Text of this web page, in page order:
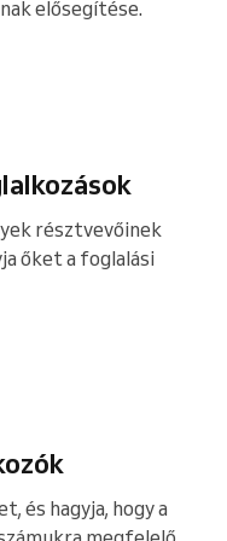
elősegítése.
résztvevőinek
őket a foglalási
és hagyja, hogy a